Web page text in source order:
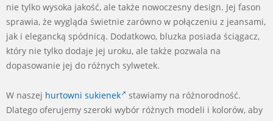
nie tylko wysoka jakość, ale także nowoczesny design. Jej fason
sprawia, że wygląda świetnie zarówno w połączeniu z jeansami,
jak i elegancką spódnicą. Dodatkowo, bluzka posiada ściągacz,
który nie tylko dodaje jej uroku, ale także pozwala na
dopasowanie jej do różnych sylwetek.
W naszej hurtowni sukienek
stawiamy na różnorodność.
Dlatego oferujemy szeroki wybór różnych modeli i kolorów, aby